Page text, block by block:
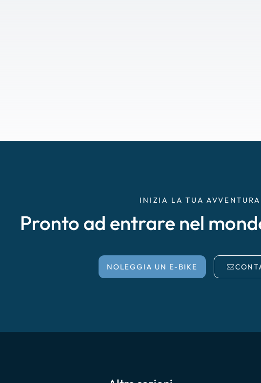
INIZIA LA TUA AVVENTURA
Pronto ad entrare nel
NOLEGGIA UN E-BIKE